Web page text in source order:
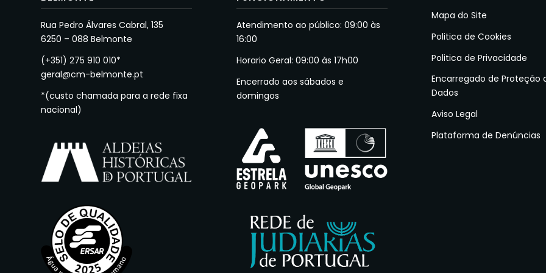
Rua Pedro Álvares Cabral, 135
6250 – 088 Belmonte
(+351) 275 910 010*
geral@cm-belmonte.pt
*(custo chamada para a rede fixa
nacional)
Atendimento ao público: 09:00 às
16:00
Horario Geral: 09:00 às 17h00
Encerrado aos sábados e
domingos
Mapa do Site
Politica de Cookies
Politica de Privacidade
Encarregado de Proteção
Dados
Aviso Legal
Plataforma de Denúncias